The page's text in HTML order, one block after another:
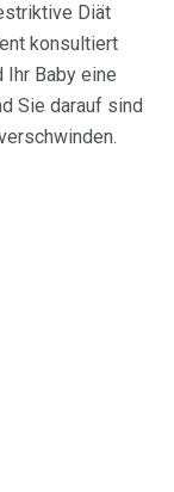
Diät
konsultiert
Ihr Baby eine
Sie darauf sind